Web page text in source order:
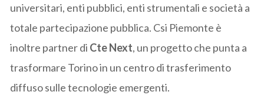
universitari, enti pubblici, enti strumentali e società a
totale partecipazione pubblica. Csi Piemonte è
inoltre partner di Cte Next, un progetto che punta a
trasformare Torino in un centro di trasferimento
diffuso sulle tecnologie emergenti.